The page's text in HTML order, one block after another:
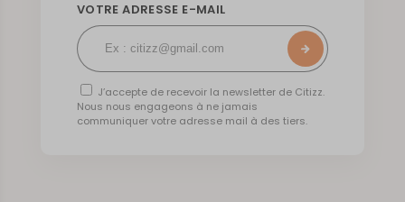
VOTRE ADRESSE E-MAIL
J’accepte de recevoir la newsletter de Citizz.
Nous nous engageons à ne jamais
communiquer votre adresse mail à des tiers.